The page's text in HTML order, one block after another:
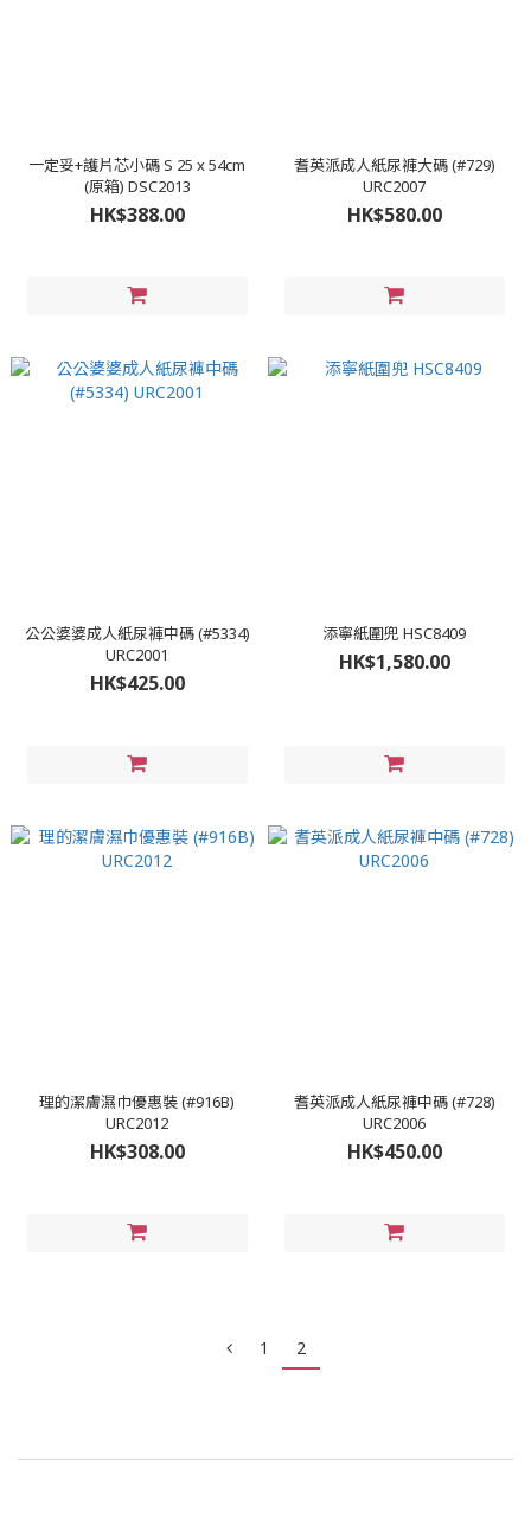
一定妥+護片芯小碼 S 25 x 54cm
(原箱) DSC2013
HK$388.00
耆英派成人紙尿褲大碼 (#729)
URC2007
HK$580.00
公公婆婆成人紙尿褲中碼 (#5334)
URC2001
HK$425.00
添寧紙圍兜 HSC8409
HK$1,580.00
理的潔膚濕巾優惠裝 (#916B)
URC2012
HK$308.00
耆英派成人紙尿褲中碼 (#728)
URC2006
HK$450.00
1 2